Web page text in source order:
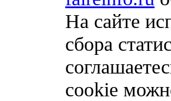
На сайте
сбора
cookie